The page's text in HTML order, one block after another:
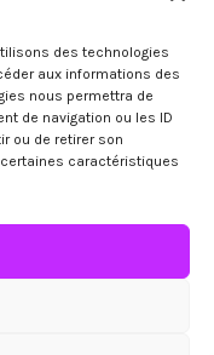
des technologies
aux informations des
nous permettra de
de navigation ou les ID
ou de retirer son
caractéristiques